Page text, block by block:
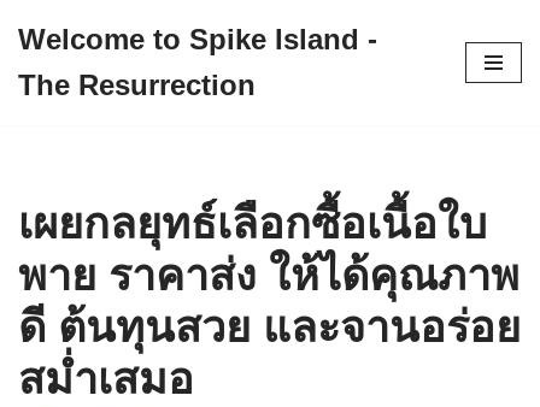
to
Welcome to Spike Island -
The Resurrection
เผยกลยุทธ์เลือกซื้อเนื้อใบ
พาย ราคาส่ง ให้ได้คุณภาพ
ดี ต้นทุนสวย และจานอร่อย
สม่ำเสมอ